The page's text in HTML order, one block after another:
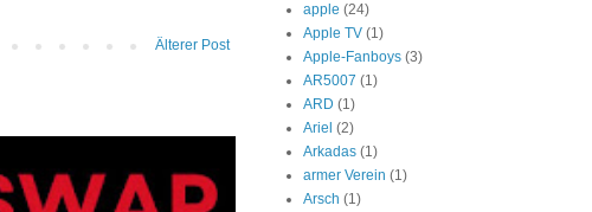
Älterer Post
apple (24)
Apple TV (1)
Apple-Fanboys (3)
AR5007 (1)
ARD (1)
Ariel (2)
Arkadas (1)
armer Verein (1)
Arsch (1)